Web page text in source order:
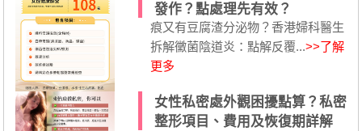
發作？點處理先有效？
痕又有豆腐渣分泌物？香港婦科醫生
拆解黴菌陰道炎：點解反覆...>>了解
更多
女性私密處外觀困擾點算？私密
整形項目、費用及恢復期詳解